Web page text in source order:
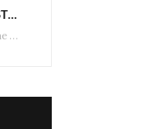
ESTRENOS «ROSTROS DEL ENGAÑO», ESPECIAL DE LIFETIME MOVIES DONDE NADA NI NADIE ES LO QUE PARECE
En agosto, Lifetime presenta estrenos exclusivos con historias donde las apariencias esconden los secretos más…